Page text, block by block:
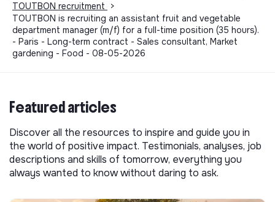
TOUTBON recruitment
>
TOUTBON is recruiting an assistant fruit and vegetable
department manager (m/f) for a full-time position (35 hours).
- Paris - Long-term contract - Sales consultant, Market
gardening - Food - 08-05-2026
Featured articles
Discover all the resources to inspire and guide you in
the world of positive impact. Testimonials, analyses, job
descriptions and skills of tomorrow, everything you
always wanted to know without daring to ask.